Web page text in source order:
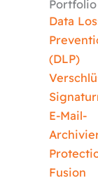
Portfolio
Data
(DLP)
E-Mail-
Fusion